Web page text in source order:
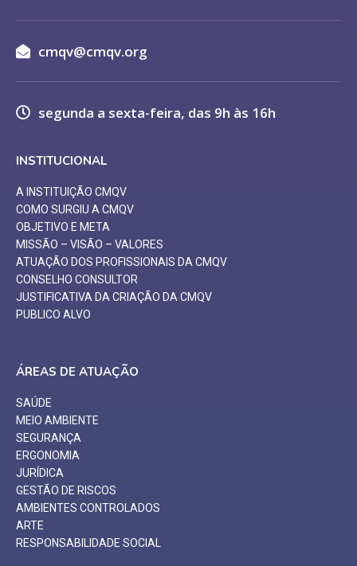
cmqv@cmqv.org
segunda a sexta-feira, das 9h às 16h
INSTITUCIONAL
A INSTITUIÇÃO CMQV
COMO SURGIU A CMQV
OBJETIVO E META
MISSÃO – VISÃO – VALORES
ATUAÇÃO DOS PROFISSIONAIS DA CMQV
CONSELHO CONSULTOR
JUSTIFICATIVA DA CRIAÇÃO DA CMQV
PUBLICO ALVO
ÁREAS DE ATUAÇÃO
SAÚDE
MEIO AMBIENTE
SEGURANÇA
ERGONOMIA
JURÍDICA
GESTÃO DE RISCOS
AMBIENTES CONTROLADOS
ARTE
RESPONSABILIDADE SOCIAL